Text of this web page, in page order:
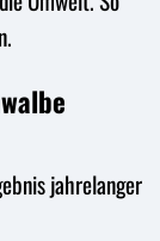
jahrelanger